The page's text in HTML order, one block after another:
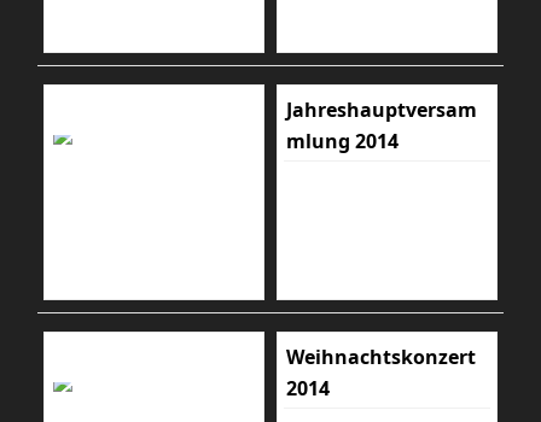
Jahreshauptversam
mlung 2014
Weihnachtskonzert
2014